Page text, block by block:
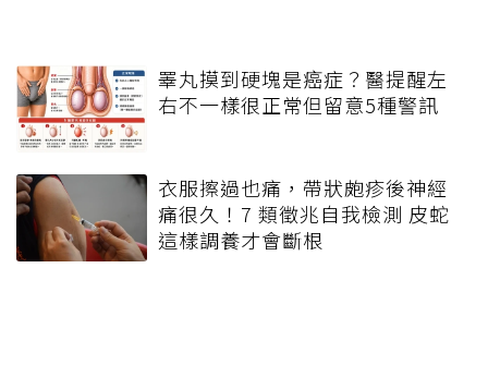
睪丸摸到硬塊是癌症？醫提醒左
右不一樣很正常但留意5種警訊
衣服擦過也痛，帶狀皰疹後神經
痛很久！7 類徵兆自我檢測 皮蛇
這樣調養才會斷根